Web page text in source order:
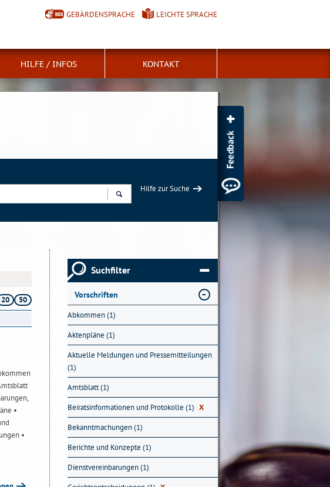
GEBÄRDENSPRACHE LEICHTE SPRACHE
HILFE / INFOS KONTAKT
Hilfe zur Suche
20
50
•
•
Suchfilter
Vorschriften
Abkommen (1)
Aktenpläne (1)
Aktuelle Meldungen und Pressemitteilungen
(1)
Amtsblatt (1)
Beiratsinformationen und Protokolle (1) X
Bekanntmachungen (1)
Berichte und Konzepte (1)
Dienstvereinbarungen (1)